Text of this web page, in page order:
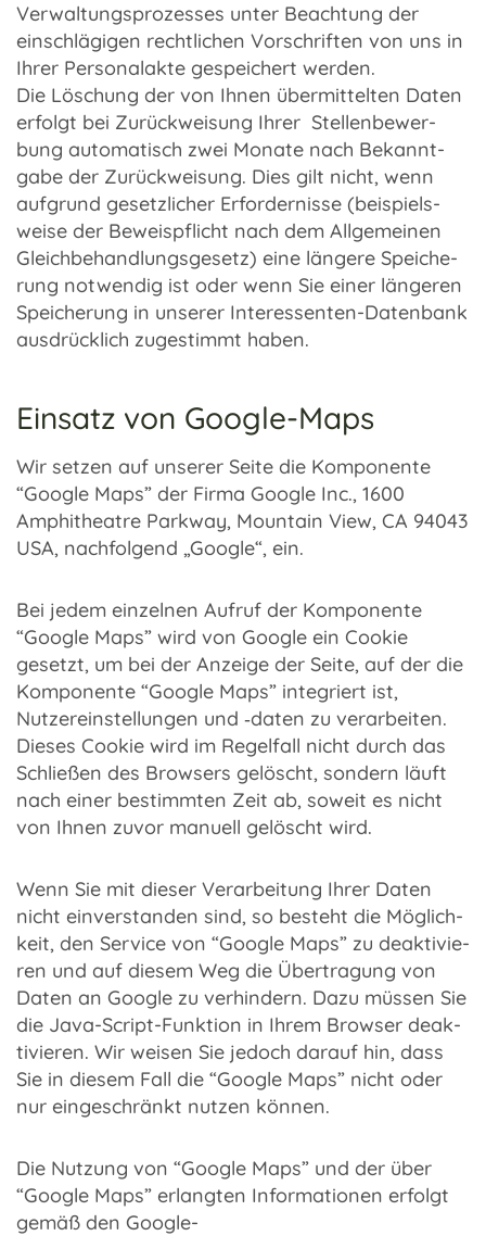
Verwal­tungs­pro­zes­ses unter Beach­tung der
einschlä­gi­gen recht­li­chen Vorschrif­ten von uns in
Ihrer Perso­nal­akte gespei­chert werden.
Die Löschung der von Ihnen über­mit­tel­ten Daten
erfolgt bei Zurück­wei­sung Ihrer Stel­len­be­wer­
bung auto­ma­tisch zwei Monate nach Bekannt­
gabe der Zurück­wei­sung. Dies gilt nicht, wenn
aufgrund gesetz­li­cher Erfor­der­nisse (beispiels­
weise der Beweis­pflicht nach dem Allge­mei­nen
Gleich­be­hand­lungs­ge­setz) eine längere Spei­che­
rung notwen­dig ist oder wenn Sie einer länge­ren
Spei­che­rung in unse­rer Interessenten-Datenbank
ausdrück­lich zuge­stimmt haben.
Einsatz von Google-Maps
Wir setzen auf unse­rer Seite die Kompo­nente
“Google Maps” der Firma Google Inc., 1600
Amphi­theatre Park­way, Moun­tain View, CA 94043
USA, nach­fol­gend „Google“, ein.
Bei jedem einzel­nen Aufruf der Kompo­nente
“Google Maps” wird von Google ein Cookie
gesetzt, um bei der Anzeige der Seite, auf der die
Kompo­nente “Google Maps” inte­griert ist,
Nutzer­ein­stel­lun­gen und ‑daten zu verar­bei­ten.
Dieses Cookie wird im Regel­fall nicht durch das
Schlie­ßen des Brow­sers gelöscht, sondern läuft
nach einer bestimm­ten Zeit ab, soweit es nicht
von Ihnen zuvor manu­ell gelöscht wird.
Wenn Sie mit dieser Verar­bei­tung Ihrer Daten
nicht einver­stan­den sind, so besteht die Möglich­
keit, den Service von “Google Maps” zu deak­ti­vie­
ren und auf diesem Weg die Über­tra­gung von
Daten an Google zu verhin­dern. Dazu müssen Sie
die Java-Script-Funktion in Ihrem Brow­ser deak­
ti­vie­ren. Wir weisen Sie jedoch darauf hin, dass
Sie in diesem Fall die “Google Maps” nicht oder
nur einge­schränkt nutzen können.
Die Nutzung von “Google Maps” und der über
“Google Maps” erlang­ten Infor­ma­tio­nen erfolgt
gemäß den Google-